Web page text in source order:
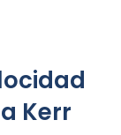
Kerr